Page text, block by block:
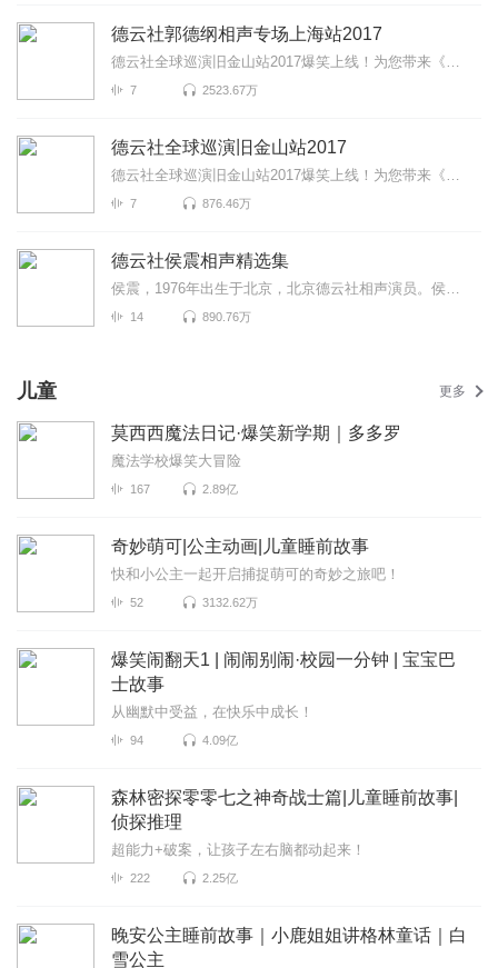
德云社郭德纲相声专场上海站2017
德云社全球巡演旧金山站2017爆笑上线！为您带来《说学逗胖》《恭喜发财》《郭大文豪》等高能相声！各种...
7 2523.67万
德云社全球巡演旧金山站2017
德云社全球巡演旧金山站2017爆笑上线！为您带来《童年故事》《富贵有余》《爱情传奇》等高能相声！各种...
7 876.46万
德云社侯震相声精选集
侯震，1976年出生于北京，北京德云社相声演员。侯震是相声大家侯宝林长孙，被称为...
14 890.76万
儿童 更多
莫西西魔法日记·爆笑新学期｜多多罗
魔法学校爆笑大冒险
167 2.89亿
奇妙萌可|公主动画|儿童睡前故事
快和小公主一起开启捕捉萌可的奇妙之旅吧！
52 3132.62万
爆笑闹翻天1 | 闹闹别闹·校园一分钟 | 宝宝巴
士故事
从幽默中受益，在快乐中成长！
94 4.09亿
森林密探零零七之神奇战士篇|儿童睡前故事|
侦探推理
超能力+破案，让孩子左右脑都动起来！
222 2.25亿
晚安公主睡前故事｜小鹿姐姐讲格林童话｜白
雪公主